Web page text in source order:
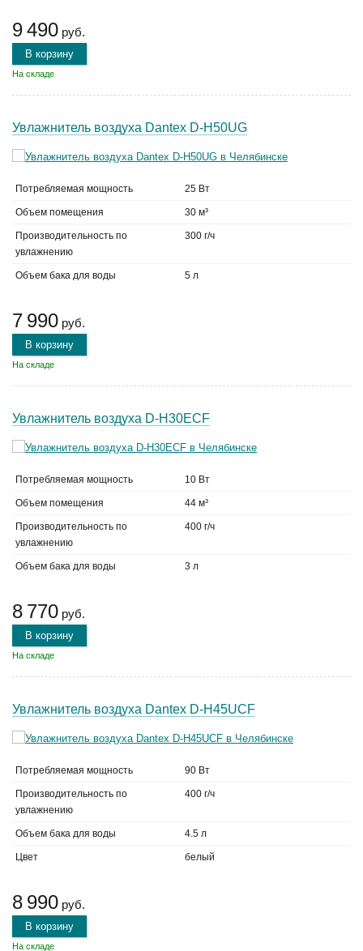
9 490 руб.
В корзину
На складе
Увлажнитель воздуха Dantex D-H50UG
Потребляемая мощность 25 Вт
Объем помещения 30 м³
Производительность по
увлажнению
300 г/ч
Объем бака для воды 5 л
7 990 руб.
В корзину
На складе
Увлажнитель воздуха D-H30ECF
Потребляемая мощность 10 Вт
Объем помещения 44 м³
Производительность по
увлажнению
400 г/ч
Объем бака для воды 3 л
8 770 руб.
В корзину
На складе
Увлажнитель воздуха Dantex D-H45UCF
Потребляемая мощность 90 Вт
Производительность по
увлажнению
400 г/ч
Объем бака для воды 4.5 л
Цвет белый
8 990 руб.
В корзину
На складе